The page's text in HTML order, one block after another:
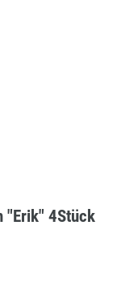
"Erik" 4Stück